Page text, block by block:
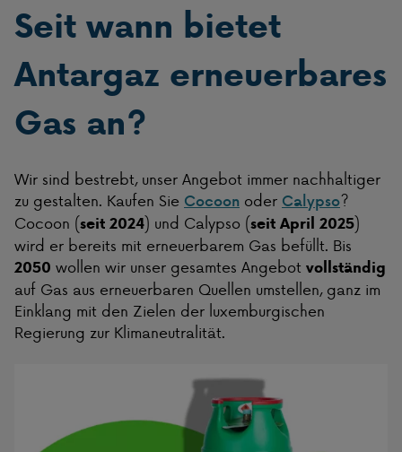
Seit wann bietet
Antargaz erneuerbares
Gas an?
Wir sind bestrebt, unser Angebot immer nachhaltiger
zu gestalten. Kaufen Sie Cocoon oder Calypso?
Cocoon (seit 2024) und Calypso (seit April 2025)
wird er bereits mit erneuerbarem Gas befüllt. Bis
2050 wollen wir unser gesamtes Angebot vollständig
auf Gas aus erneuerbaren Quellen umstellen, ganz im
Einklang mit den Zielen der luxemburgischen
Regierung zur Klimaneutralität.